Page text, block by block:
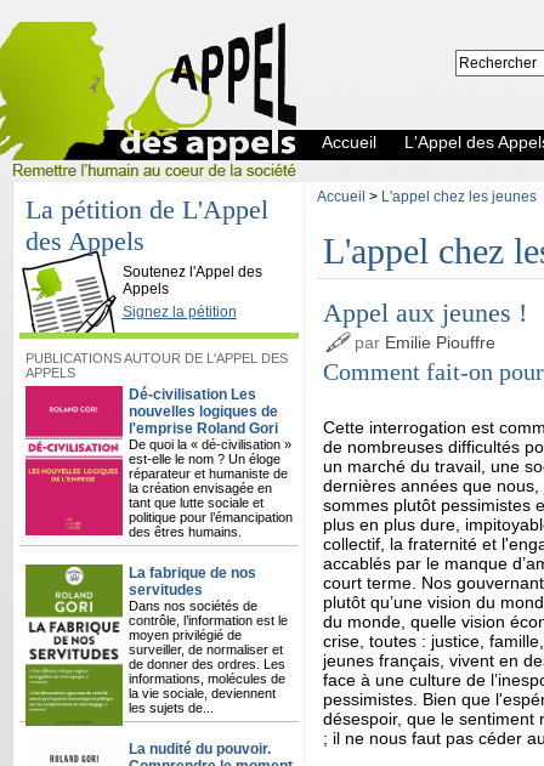
L'Appel des Appels
Accueil L'Appel des
La pétition de L'Appel
des Appels
Soutenez l'Appel des
Appels
Signez la pétition
PUBLICATIONS AUTOUR DE L'APPEL DES
APPELS
Dé-civilisation Les
nouvelles logiques de
l'emprise Roland Gori
De quoi la « dé-civilisation »
est-elle le nom ? Un éloge
réparateur et humaniste de
la création envisagée en
tant que lutte sociale et
politique pour l’émancipation
des êtres humains.
La fabrique de nos
servitudes
Dans nos sociétés de
contrôle, l’information est le
moyen privilégié de
surveiller, de normaliser et
de donner des ordres. Les
informations, molécules de
la vie sociale, deviennent
les sujets de...
La nudité du pouvoir.
Accueil > L'appel chez les jeunes
L'appel chez
Appel aux jeunes !
par Emilie Piouffre
Comment fait-on
Cette interrogation est
de nombreuses difficultés
un marché du travail, une
dernières années que
sommes plutôt pessimistes
plus en plus dure,
collectif, la fraternité et
accablés par le manque
court terme. Nos
plutôt qu’une vision du
du monde, quelle vision
crise, toutes : justice,
jeunes français, vivent en
face à une culture de
pessimistes. Bien que
désespoir, que le sentiment
; il ne nous faut pas céder